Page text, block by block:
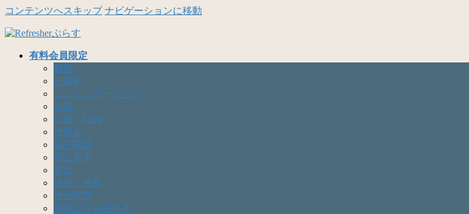
コンテンツへスキップ ナビゲーションに移動
有料会員限定
動画
心眼術
コミュニケーション
人格
恋愛・結婚
仕組み
親子関係
自己教育
発達
研究・考察
社会問題
幸福になる手引き